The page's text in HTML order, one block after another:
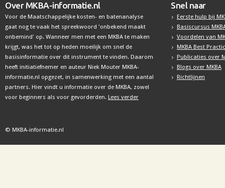
Over MKBA-informatie.nl
Voor de Maatschappelijke kosten- en batenanalyse
gaat nog te vaak het spreekwoord 'onbekend maakt
onbemind' op. Wanneer men met een MKBA te maken
krijgt, was het tot op heden moeilijk om snel de
basisinformatie over dit instrument te vinden. Daarom
heeft initiatiefnemer en auteur Niek Mouter MKBA-
informatie.nl opgezet, in samenwerking met een aantal
partners. Hier vindt u informatie over de MKBA, zowel
voor beginners als voor gevorderden. Lees verder
Snel naar
Eerste hulp bij
Basiscursus
Voordelen van
MKBA Best
Publicaties over
Blogs over MKBA
Richtlijnen
© MKBA-informatie.nl